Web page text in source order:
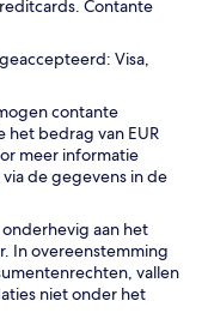
Contante
Visa,
contante
het bedrag van EUR
meer informatie
de gegevens in de
aan het
In overeenstemming
vallen
niet onder het